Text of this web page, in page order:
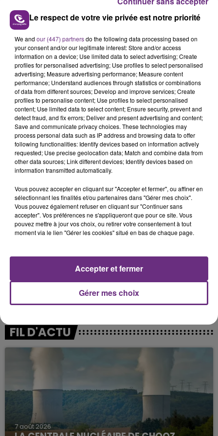
– rue Monard (entre la rue de la République et la
place Michelet)
– rue de la République
– rue et place Michelet
– place Crussy
– place d’Alsace-Lorraine (côté collège Turenne)
– rue de Metz (entre l’avenue Leclerc et la place
Crussy)
– rue Carnot
– place d’Armes
– place de la Halle
Ces mesures locales viennent s’ajouter aux décisions
annoncées la semaine passée par le gouvernement :
port du masque en intérieur, rappel vaccinal ouvert à
des tests réduite à 24h, fin des fermetures
systématiques de classe dès le premier cas en
primaire…
FIL D'ACTU
7 août 2026
Le respect de votre vie privée est notre priorité
We and our (447) partnersdo the following data processing based on
your consent and/or our legitimate interest: Store and/or access
information on a device; Use limited data to select advertising; Create
profiles for personalised advertising; Use profiles to select personalised
advertising; Measure advertising performance; Measure content
performance; Understand audiences through statistics or combinations
of data from different sources; Develop and improve services; Create
profiles to personalise content; Use profiles to select personalised
content; Use limited data to select content; Ensure security, prevent and
detect fraud, and fix errors; Deliver and present advertising and content;
Save and communicate privacy choices. These technologies may
process personal data such as IP address and browsing data to offer
following functionalities: Identify devices based on information actively
requested; Use precise geolocation data; Match and combine data from
other data sources; Link different devices; Identify devices based on
information transmitted automatically.
Vous pouvez accepter en cliquant sur "Accepter et fermer", ou affiner en
sélectionnant les finalités et/ou partenaires dans "Gérer mes choix".
Vous pouvez également refuser en cliquant sur "Continuer sans
accepter". Vos préférences ne s'appliqueront que pour ce site. Vous
pouvez mettre à jour vos choix, ou retirer votre consentement à tout
moment via le lien "Gérer les cookies" situé en bas de chaque page.
Gérer mes choix
Accepter et fermer